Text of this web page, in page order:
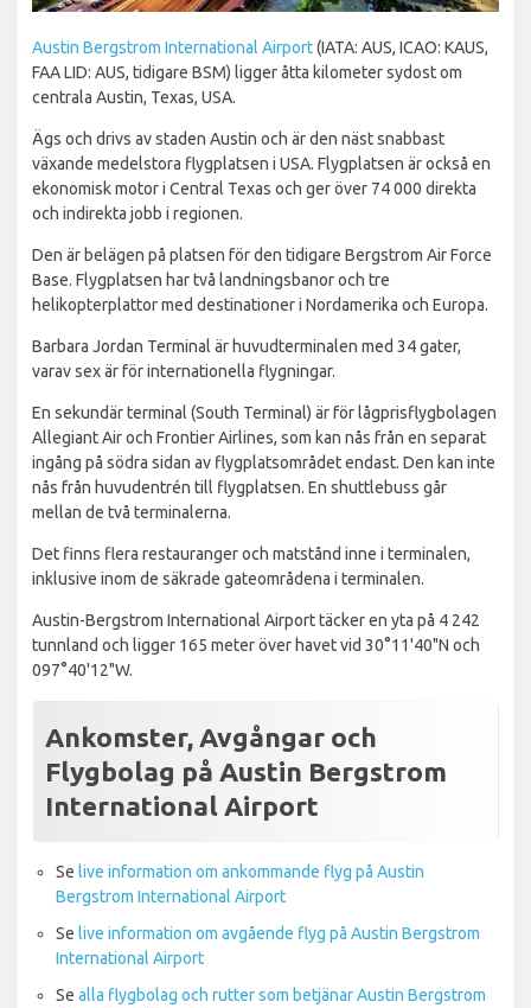
Austin Bergstrom International Airport(IATA: AUS, ICAO: KAUS,
FAA LID: AUS, tidigare BSM) ligger åtta kilometer sydost om
centrala Austin, Texas, USA.
Ägs och drivs av staden Austin och är den näst snabbast
växande medelstora flygplatsen i USA. Flygplatsen är också en
ekonomisk motor i Central Texas och ger över 74 000 direkta
och indirekta jobb i regionen.
Den är belägen på platsen för den tidigare Bergstrom Air Force
Base. Flygplatsen har två landningsbanor och tre
helikopterplattor med destinationer i Nordamerika och Europa.
Barbara Jordan Terminal är huvudterminalen med 34 gater,
varav sex är för internationella flygningar.
En sekundär terminal (South Terminal) är för lågprisflygbolagen
Allegiant Air och Frontier Airlines, som kan nås från en separat
ingång på södra sidan av flygplatsområdet endast. Den kan inte
nås från huvudentrén till flygplatsen. En shuttlebuss går
mellan de två terminalerna.
Det finns flera restauranger och matstånd inne i terminalen,
inklusive inom de säkrade gateområdena i terminalen.
Austin-Bergstrom International Airport täcker en yta på 4 242
tunnland och ligger 165 meter över havet vid 30°11'40"N och
097°40'12"W.
Ankomster, Avgångar och
Flygbolag på Austin Bergstrom
International Airport
Se live information om ankommande flyg på Austin
Bergstrom International Airport
Se live information om avgående flyg på Austin Bergstrom
International Airport
Se alla flygbolag och rutter som betjänar Austin Bergstrom